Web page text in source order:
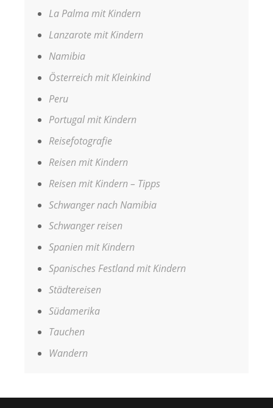
La Palma mit Kindern
Lanzarote mit Kindern
Namibia
Österreich mit Kleinkind
Peru
Portugal mit Kindern
Reisefotografie
Reisen mit Kindern
Reisen mit Kindern – Tipps
Schwanger nach Namibia
Schwanger reisen
Spanien mit Kindern
Spanisches Festland mit Kindern
Städtereisen
Südamerika
Tauchen
Wandern